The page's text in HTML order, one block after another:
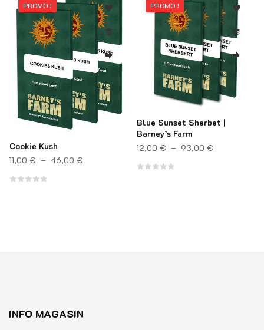
PROMO !
Cookie Kush
11,00 € – 46,00 €Plage de prix : 11,00 € à 46,00 €
PROMO !
Blue Sunset Sherbet |
Barney’s Farm
12,00 € – 93,00 €
INFO MAGASIN